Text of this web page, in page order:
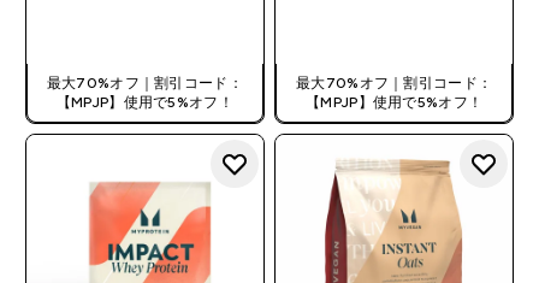
最大70%オフ｜割引コード：
【MPJP】使用で5%オフ！
最大70%オフ｜割引コード：
【MPJP】使用で5%オフ！